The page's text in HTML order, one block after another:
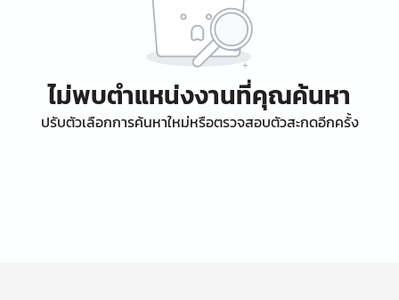
ไม่พบตำแหน่งงานที่คุณค้นหา
ปรับตัวเลือกการค้นหาใหม่หรือตรวจสอบตัวสะกดอีกครั้ง